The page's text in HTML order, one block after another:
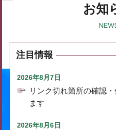
お知
注目情報
2026年8月7日
リンク切れ箇所の確認
ます
2026年8月6日